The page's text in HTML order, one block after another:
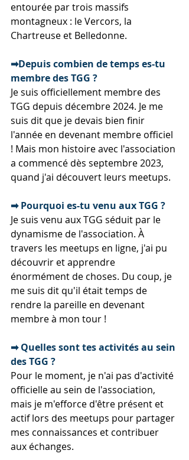
entourée par trois massifs
montagneux : le Vercors, la
Chartreuse et Belledonne.
➡Depuis combien de temps es-tu
membre des TGG ?
Je suis officiellement membre des
TGG depuis décembre 2024. Je me
suis dit que je devais bien finir
l'année en devenant membre officiel
! Mais mon histoire avec l'association
a commencé dès septembre 2023,
quand j'ai découvert leurs meetups.
➡ Pourquoi es-tu venu aux TGG ?
Je suis venu aux TGG séduit par le
dynamisme de l'association. À
travers les meetups en ligne, j'ai pu
découvrir et apprendre
énormément de choses. Du coup, je
me suis dit qu'il était temps de
rendre la pareille en devenant
membre à mon tour !
➡ Quelles sont tes activités au sein
des TGG ?
Pour le moment, je n'ai pas d'activité
officielle au sein de l'association,
mais je m'efforce d'être présent et
actif lors des meetups pour partager
mes connaissances et contribuer
aux échanges.